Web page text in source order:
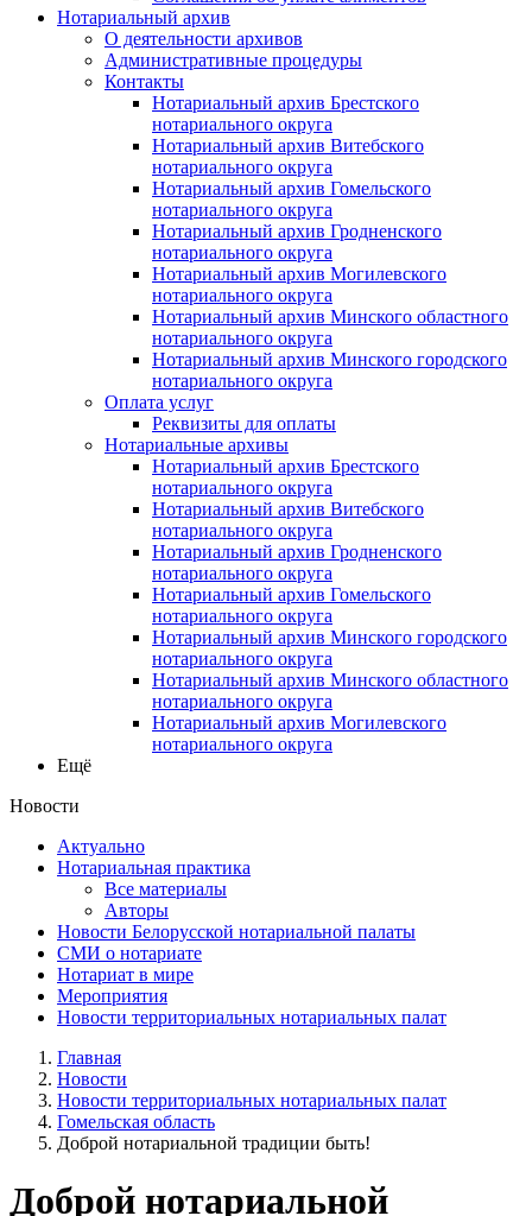
Нотариальный архив
О деятельности архивов
Административные процедуры
Контакты
Нотариальный архив Брестского
нотариального округа
Нотариальный архив Витебского
нотариального округа
Нотариальный архив Гомельского
нотариального округа
Нотариальный архив Гродненского
нотариального округа
Нотариальный архив Могилевского
нотариального округа
Нотариальный архив Минского областного
нотариального округа
Нотариальный архив Минского городского
нотариального округа
Оплата услуг
Реквизиты для оплаты
Нотариальные архивы
Нотариальный архив Брестского
нотариального округа
Нотариальный архив Витебского
нотариального округа
Нотариальный архив Гродненского
нотариального округа
Нотариальный архив Гомельского
нотариального округа
Нотариальный архив Минского городского
нотариального округа
Нотариальный архив Минского областного
нотариального округа
Нотариальный архив Могилевского
нотариального округа
Ещё
Новости
Актуально
Нотариальная практика
Все материалы
Авторы
Новости Белорусской нотариальной палаты
СМИ о нотариате
Нотариат в мире
Мероприятия
Новости территориальных нотариальных палат
Главная
Новости
Новости территориальных нотариальных палат
Гомельская область
Доброй нотариальной традиции быть!
Доброй нотариальной